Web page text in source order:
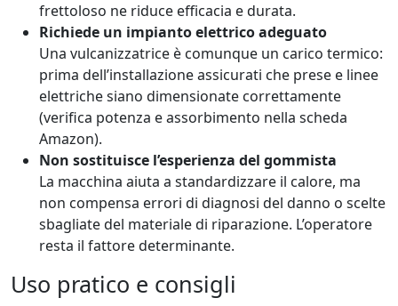
frettoloso ne riduce efficacia e durata.
Richiede un impianto elettrico adeguato
Una vulcanizzatrice è comunque un carico termico:
prima dell’installazione assicurati che prese e linee
elettriche siano dimensionate correttamente
(verifica potenza e assorbimento nella scheda
Amazon).
Non sostituisce l’esperienza del gommista
La macchina aiuta a standardizzare il calore, ma
non compensa errori di diagnosi del danno o scelte
sbagliate del materiale di riparazione. L’operatore
resta il fattore determinante.
Uso pratico e consigli